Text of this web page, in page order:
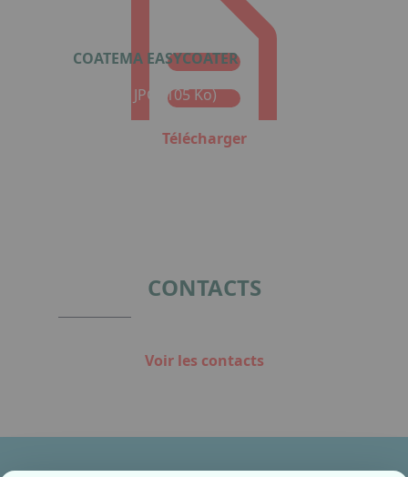
COATEMA EASYCOATER
Format : JPG (105 Ko)
Télécharger
CONTACTS
Voir les contacts